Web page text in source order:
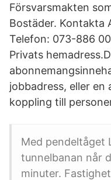
Försvarsmakten
Bostäder. Kontakta
Telefon: 073-886
Privats
jobbadress, eller en
koppling till
Med pendeltåget
tunnelbanan når
minuter.